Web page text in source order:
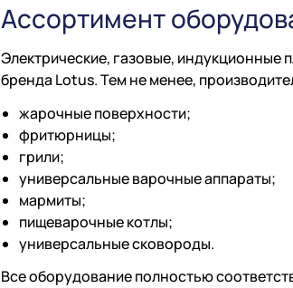
Ассортимент
Электрические, газовые, индукционные
бренда Lotus. Тем не менее,
жарочные поверхности;
фритюрницы;
грили;
универсальные варочные аппараты;
мармиты;
пищеварочные котлы;
универсальные сковороды.
Все оборудование полностью